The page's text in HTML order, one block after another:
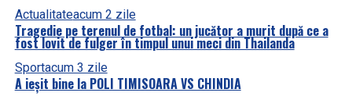
Actualitateacum 2 zile
Tragedie pe terenul de fotbal: un jucător a murit după ce a
fost lovit de fulger în timpul unui meci din Thailanda
Sportacum 3 zile
A ieșit bine la POLI TIMISOARA VS CHINDIA